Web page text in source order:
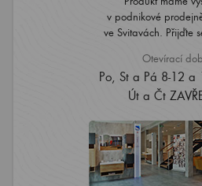
v podnikové
ve Svitavách. Přijďte
Otevírací
Po, St a Pá 8-12 a
Út a Čt